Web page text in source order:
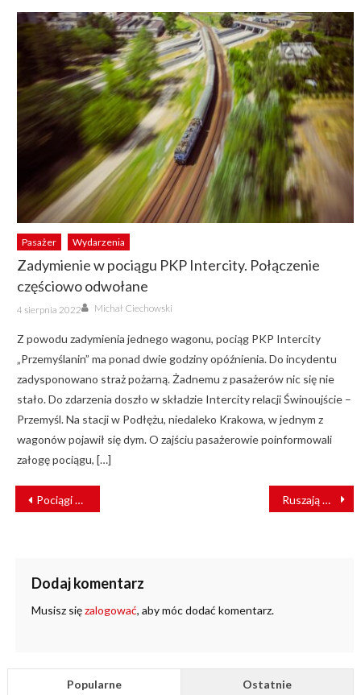
Pasażer Wydarzenia
Zadymienie w pociągu PKP Intercity. Połączenie
częściowo odwołane
Posted
on
4 sierpnia 2022 Author
Michał Ciechowski
Z powodu zadymienia jednego wagonu, pociąg PKP Intercity
„Przemyślanin” ma ponad dwie godziny opóźnienia. Do incydentu
zadysponowano straż pożarną. Żadnemu z pasażerów nic się nie
stało. Do zdarzenia doszło w składzie Intercity relacji Świnoujście –
Przemyśl. Na stacji w Podłężu, niedaleko Krakowa, w jednym z
wagonów pojawił się dym. O zajściu pasażerowie poinformowali
załogę pociągu, […]
NAWIGACJA
WPISU
Pociągi nie pojadą do Koronowa? Ruszają Międzynarodowe Targi Kolejowe TRAKO 2021 [PLAN WYDARZEŃ]
Dodaj komentarz
Musisz sięzalogować, aby móc dodać komentarz.
Popularne Ostatnie